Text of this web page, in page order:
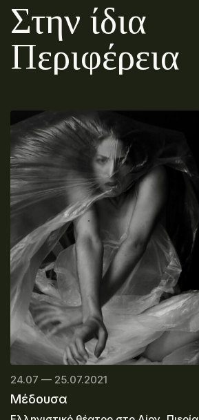
Στην ίδια
Περιφέρεια
24.07 — 25.07.2021
Μέδουσα